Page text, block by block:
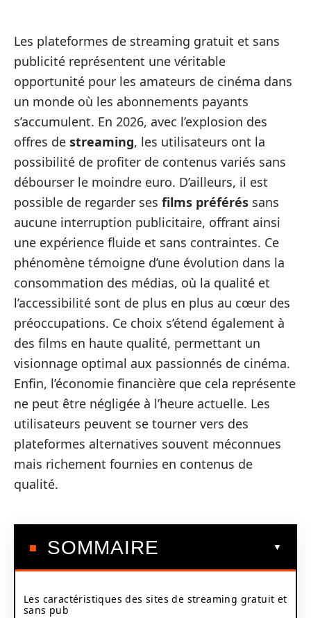
Les plateformes de streaming gratuit et sans
publicité représentent une véritable
opportunité pour les amateurs de cinéma dans
un monde où les abonnements payants
s’accumulent. En 2026, avec l’explosion des
offres de streaming, les utilisateurs ont la
possibilité de profiter de contenus variés sans
débourser le moindre euro. D’ailleurs, il est
possible de regarder ses films préférés sans
aucune interruption publicitaire, offrant ainsi
une expérience fluide et sans contraintes. Ce
phénomène témoigne d’une évolution dans la
consommation des médias, où la qualité et
l’accessibilité sont de plus en plus au cœur des
préoccupations. Ce choix s’étend également à
des films en haute qualité, permettant un
visionnage optimal aux passionnés de cinéma.
Enfin, l’économie financière que cela représente
ne peut être négligée à l’heure actuelle. Les
utilisateurs peuvent se tourner vers des
plateformes alternatives souvent méconnues
mais richement fournies en contenus de
qualité.
SOMMAIRE
Les caractéristiques des sites de streaming gratuit et
sans pub